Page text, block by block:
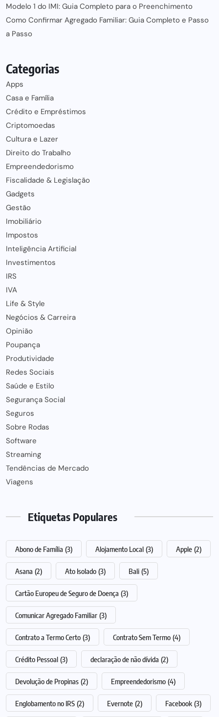
Modelo 1 do IMI: Guia Completo para o Preenchimento
Como Confirmar Agregado Familiar: Guia Completo e Passo
a Passo
Categorias
Apps
Casa e Família
Crédito e Empréstimos
Criptomoedas
Cultura e Lazer
Direito do Trabalho
Empreendedorismo
Fiscalidade & Legislação
Gadgets
Gestão
Imobiliário
Impostos
Inteligência Artificial
Investimentos
IRS
IVA
Life & Style
Negócios & Carreira
Opinião
Poupança
Produtividade
Redes Sociais
Saúde e Estilo
Segurança Social
Seguros
Sobre Rodas
Software
Streaming
Tendências de Mercado
Viagens
Etiquetas Populares
Abono de Família (3) Alojamento Local (3) Apple (2)
Asana (2) Ato Isolado (3) Bali (5)
Cartão Europeu de Seguro de Doença (3)
Comunicar Agregado Familiar (3)
Contrato a Termo Certo (3) Contrato Sem Termo (4)
Crédito Pessoal (3) declaração de não dívida (2)
Devolução de Propinas (2) Empreendedorismo (4)
Englobamento no IRS (2) Evernote (2) Facebook (3)